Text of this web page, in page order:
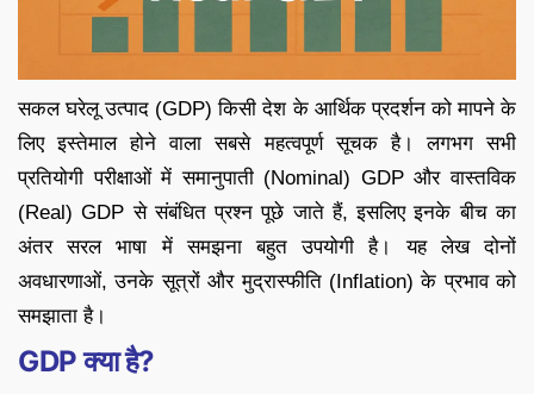
सकल घरेलू उत्पाद (GDP) किसी देश के आर्थिक प्रदर्शन को मापने के
लिए इस्तेमाल होने वाला सबसे महत्वपूर्ण सूचक है। लगभग सभी
प्रतियोगी परीक्षाओं में समानुपाती (Nominal) GDP और वास्तविक
(Real) GDP से संबंधित प्रश्न पूछे जाते हैं, इसलिए इनके बीच का
अंतर सरल भाषा में समझना बहुत उपयोगी है। यह लेख दोनों
अवधारणाओं, उनके सूत्रों और मुद्रास्फीति (Inflation) के प्रभाव को
समझाता है।
GDP क्या है?